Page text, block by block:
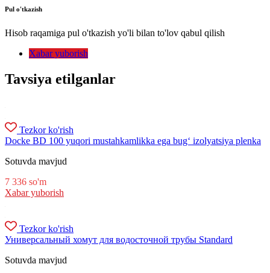
Pul o'tkazish
Hisob raqamiga pul o'tkazish yo'li bilan to'lov qabul qilish
Xabar yuborish
Tavsiya etilganlar
Tezkor ko'rish
Docke BD 100 yuqori mustahkamlikka ega bug‘ izolyatsiya plenka
Sotuvda mavjud
7 336 so'm
Xabar yuborish
Tezkor ko'rish
Универсальный хомут для водосточной трубы Standard
Sotuvda mavjud